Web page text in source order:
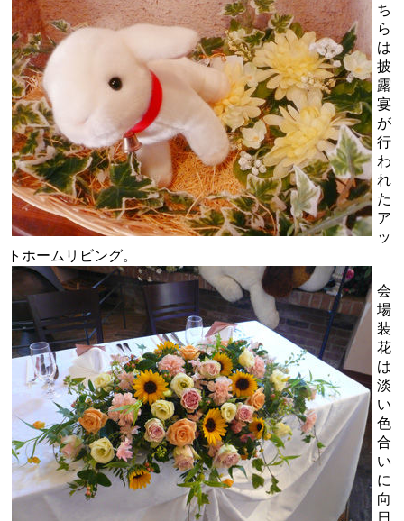
ち
ら
は
披
露
宴
が
行
わ
れ
た
ア
ッ
トホームリビング。
会
場
装
花
は
淡
い
色
合
い
に
向
日